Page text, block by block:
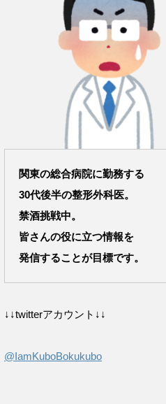
関東の総合病院に勤務する
30代後半の整形外科医。
禁酒挑戦中。
皆さんの役に立つ情報を
発信することが目標です。
↓↓twitterアカウント↓↓
@IamKuboBokukubo